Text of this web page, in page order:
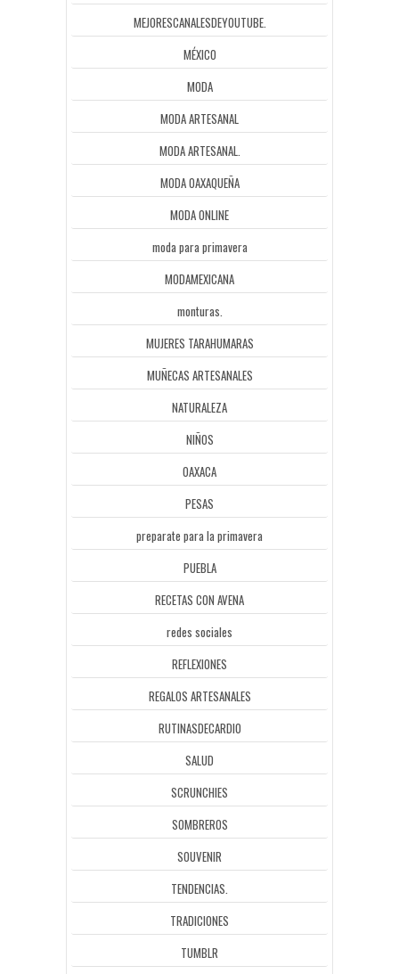
MEJORESCANALESDEYOUTUBE.
MÉXICO
MODA
MODA ARTESANAL
MODA ARTESANAL.
MODA OAXAQUEÑA
MODA ONLINE
moda para primavera
MODAMEXICANA
monturas.
MUJERES TARAHUMARAS
MUÑECAS ARTESANALES
NATURALEZA
NIÑOS
OAXACA
PESAS
preparate para la primavera
PUEBLA
RECETAS CON AVENA
redes sociales
REFLEXIONES
REGALOS ARTESANALES
RUTINASDECARDIO
SALUD
SCRUNCHIES
SOMBREROS
SOUVENIR
TENDENCIAS.
TRADICIONES
TUMBLR